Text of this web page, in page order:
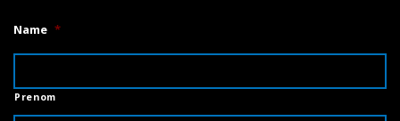
Name *
Prenom